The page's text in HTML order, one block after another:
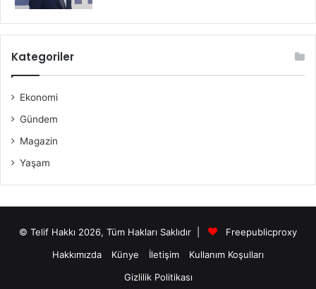
Kategoriler
Ekonomi
Gündem
Magazin
Yaşam
© Telif Hakkı 2026, Tüm Hakları Saklıdır |
Freepublicproxy
Hakkımızda
Künye İletişim
Kullanım Koşulları
Gizlilik Politikası